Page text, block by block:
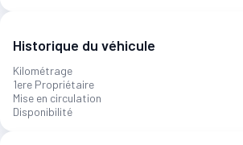
Historique du véhicule
Kilométrage
1ere Propriétaire
Mise en circulation
Disponibilité